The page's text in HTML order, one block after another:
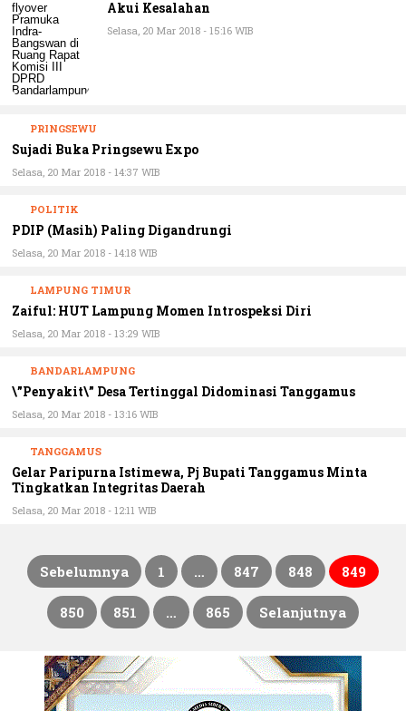
Selasa, 20 Mar 2018 - 15:16 WIB
Sujadi Buka Pringsewu Expo
Selasa, 20 Mar 2018 - 14:37 WIB
PDIP (Masih) Paling Digandrungi
Selasa, 20 Mar 2018 - 14:18 WIB
Zaiful: HUT Lampung Momen Introspeksi Diri
Selasa, 20 Mar 2018 - 13:29 WIB
\”Penyakit\” Desa Tertinggal Didominasi Tanggamus
Selasa, 20 Mar 2018 - 13:16 WIB
Gelar Paripurna Istimewa, Pj Bupati Tanggamus Minta
Tingkatkan Integritas Daerah
Selasa, 20 Mar 2018 - 12:11 WIB
Paginasi
pos
850 851 … 865 Selanjutnya